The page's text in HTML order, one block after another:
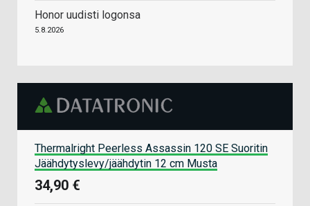
Honor uudisti logonsa
5.8.2026
Thermalright Peerless Assassin 120 SE Suoritin
Jäähdytyslevy/jäähdytin 12 cm Musta
34,90 €